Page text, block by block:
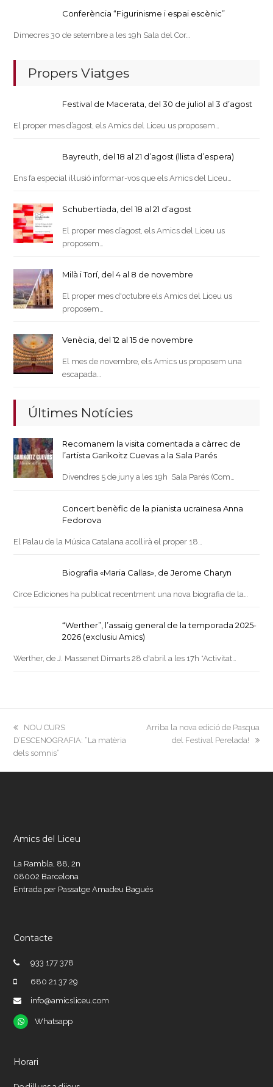
Conferència “Figurinisme i espai escènic”
Dimecres 30 de setembre a les 19h Sala del Cor…
Propers Viatges
Festival de Macerata, del 30 de juliol al 3 d’agost
El proper mes d’agost, els Amics del Liceu us proposem…
Bayreuth, del 18 al 21 d’agost (llista d’espera)
Ens fa especial il·lusió informar-vos que els Amics del Liceu…
Schubertíada, del 18 al 21 d’agost
El proper mes d’agost, els Amics del Liceu us
proposem…
Milà i Torí, del 4 al 8 de novembre
El proper mes d'octubre els Amics del Liceu us
proposem…
Venècia, del 12 al 15 de novembre
El mes de novembre, els Amics us proposem una
escapada…
Últimes Notícies
Recomanem la visita comentada a càrrec de
l’artista Garikoitz Cuevas a la Sala Parés
Divendres 5 de juny a les 19h Sala Parés (Com…
Concert benèfic de la pianista ucraïnesa Anna
Fedorova
El Palau de la Música Catalana acollirà el proper 18…
Biografia «Maria Callas», de Jerome Charyn
Circe Ediciones ha publicat recentment una nova biografia de la…
“Werther”, l’assaig general de la temporada 2025-
2026 (exclusiu Amics)
Werther, de J. Massenet Dimarts 28 d'abril a les 17h *Activitat…
previous
post:
NOU CURS
D’ESCENOGRAFIA: “La matèria
dels somnis”
next
Arriba la nova edició de Pasqua
del Festival Perelada!
Amics del Liceu
La Rambla, 88, 2n
08002 Barcelona
Entrada per Passatge Amadeu Bagués
Contacte
933 177 378
680 21 37 29
info@amicsliceu.com
Whatsapp
Whatsapp
Horari